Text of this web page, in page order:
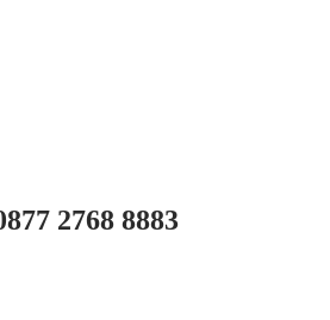
2768 8883